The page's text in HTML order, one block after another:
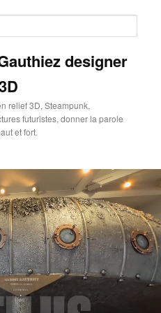
designer
relief 3D, Steampunk,
futuristes, donner la parole
et fort.